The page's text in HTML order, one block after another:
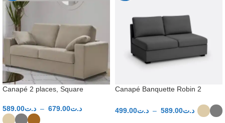
Canapé 2 places, Square
د.ت589.00 – د.ت679.00
Canapé Banquette Robin 2
د.ت499.00 – د.ت589.00